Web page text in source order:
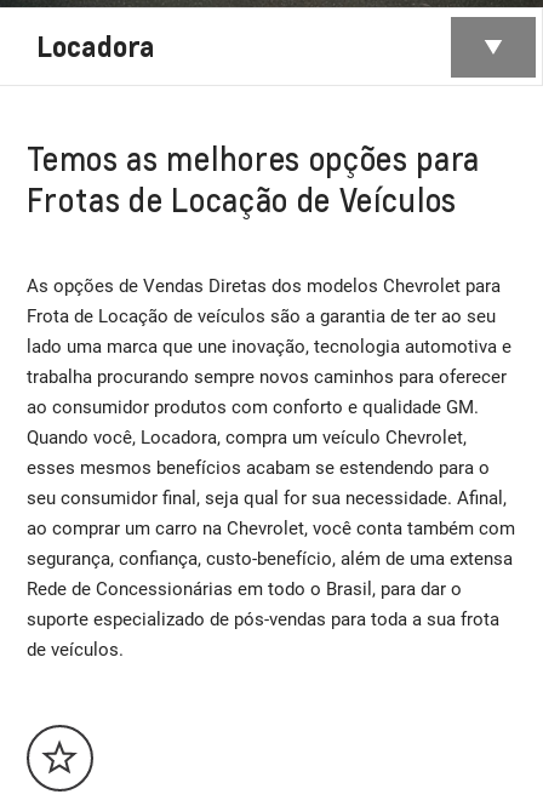
Locadora
Temos as melhores opções para
Frotas de Locação de Veículos
As opções de Vendas Diretas dos modelos Chevrolet para
Frota de Locação de veículos são a garantia de ter ao seu
lado uma marca que une inovação, tecnologia automotiva e
trabalha procurando sempre novos caminhos para oferecer
ao consumidor produtos com conforto e qualidade GM.
Quando você, Locadora, compra um veículo Chevrolet,
esses mesmos benefícios acabam se estendendo para o
seu consumidor final, seja qual for sua necessidade. Afinal,
ao comprar um carro na Chevrolet, você conta também com
segurança, confiança, custo-benefício, além de uma extensa
Rede de Concessionárias em todo o Brasil, para dar o
suporte especializado de pós-vendas para toda a sua frota
de veículos.